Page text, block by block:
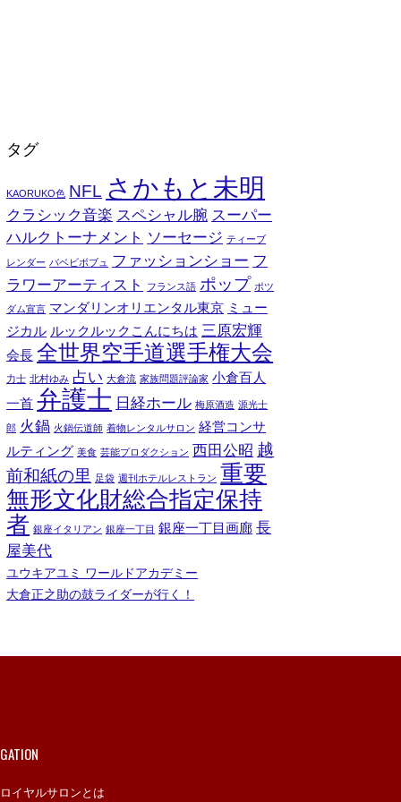
タグ
KAORUKO色 NFL さかもと未明
クラシック音楽 スペシャル腕 スーパー
ハルクトーナメント ソーセージ ティーブ
レンダー バベビボブュ ファッションショー フ
ラワーアーティスト
フランス語 ポップ ポツ
ダム宣言 マンダリンオリエンタル東京 ミュー
ジカル ルックルックこんにちは 三原宏輝
会長 全世界空手道選手権大会
力士 北村ゆみ 占い 大倉流 家族問題評論家 小倉百人
一首 弁護士 日経ホール 梅原酒造 源光士
郎 火鍋 火鍋伝道師 着物レンタルサロン 経営コンサ
ルティング 美食 芸能プロダクション 西田公昭 越
前和紙の里 足袋 週刊ホテルレストラン 重要
無形文化財総合指定保持
者 銀座イタリアン 銀座一丁目 銀座一丁目画廊 長
屋美代
ユウキアユミ ワールドアカデミー
大倉正之助の鼓ライダーが行く！
イヤルサロンとは